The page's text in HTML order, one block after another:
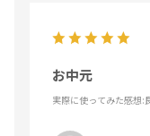
お中元
実際に使ってみた感想: